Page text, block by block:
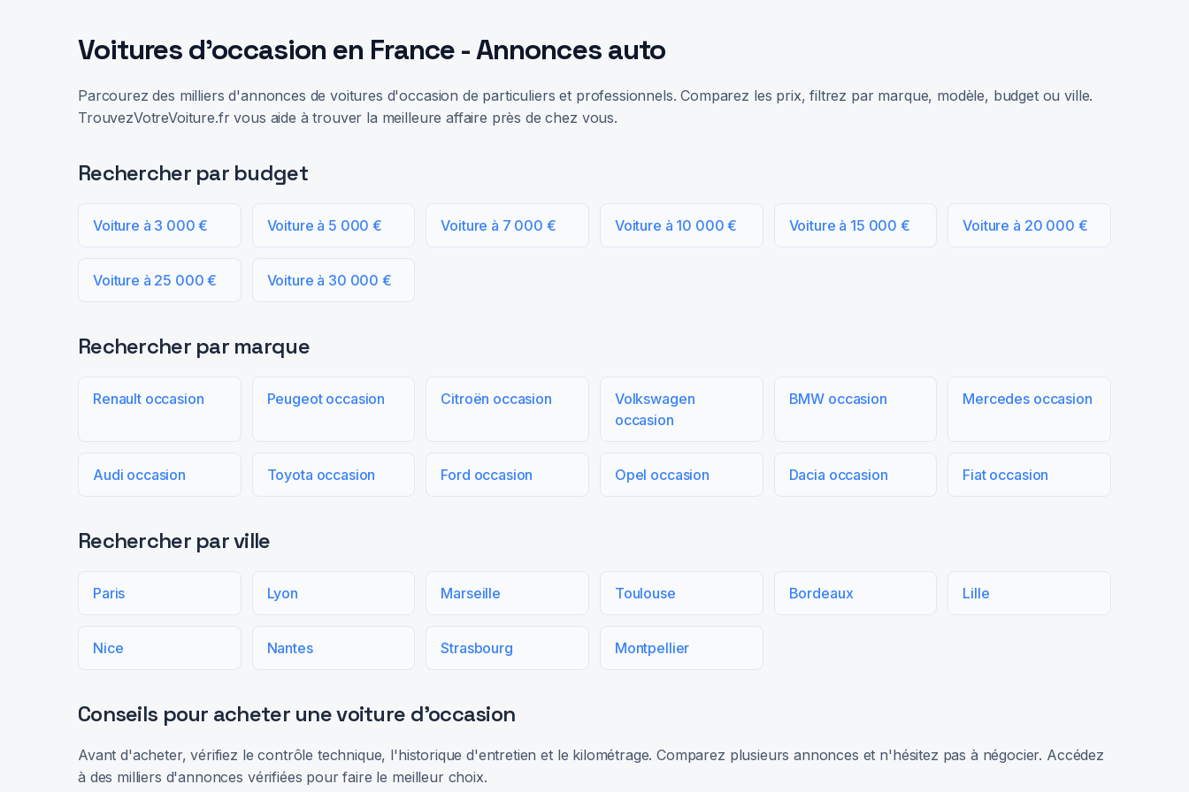
Voitures d'occasion en France - Annonces auto
Parcourez des milliers d'annonces de voitures d'occasion de particuliers et professionnels. Comparez les prix, filtrez par marque, modèle, budget ou ville.
TrouvezVotreVoiture.fr vous aide à trouver la meilleure affaire près de chez vous.
Rechercher par budget
Voiture à 3 000 € Voiture à 5 000 € Voiture à 7 000 € Voiture à 10 000 € Voiture à 15 000 € Voiture à 20 000 €
Voiture à 25 000 € Voiture à 30 000 €
Rechercher par marque
Renault occasion Peugeot occasion Citroën occasion
Volkswagen
occasion
BMW occasion Mercedes occasion
Audi occasion Toyota occasion Ford occasion Opel occasion Dacia occasion Fiat occasion
Rechercher par ville
Paris Lyon Marseille Toulouse Bordeaux Lille
Nice Nantes Strasbourg Montpellier
Conseils pour acheter une voiture d'occasion
Avant d'acheter, vérifiez le contrôle technique, l'historique d'entretien et le kilométrage. Comparez plusieurs annonces et n'hésitez pas à négocier. Accédez
à des milliers d'annonces vérifiées pour faire le meilleur choix.